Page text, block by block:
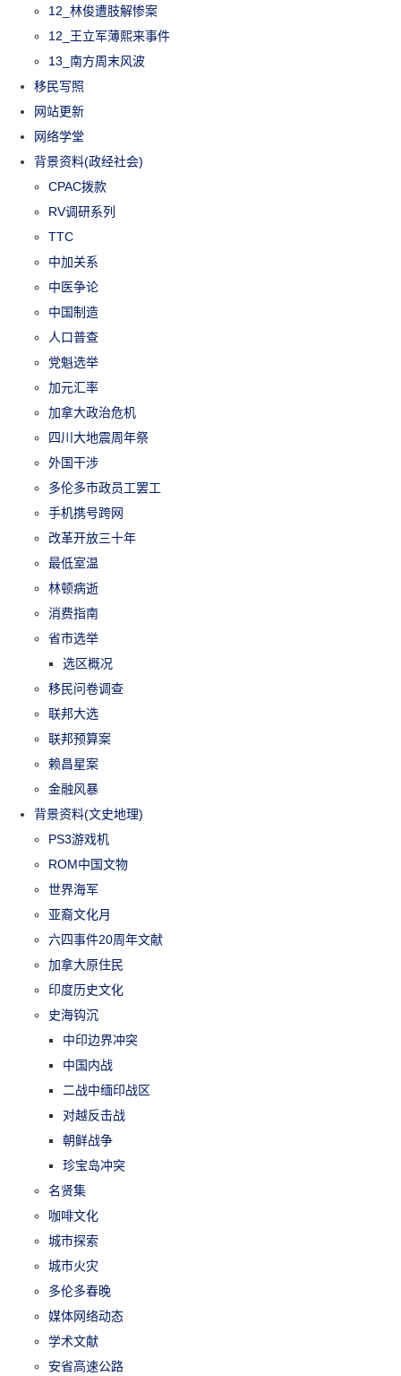
12_林俊遭肢解惨案
12_王立军薄熙来事件
13_南方周末风波
移民写照
网站更新
网络学堂
背景资料(政经社会)
CPAC拨款
RV调研系列
TTC
中加关系
中医争论
中国制造
人口普查
党魁选举
加元汇率
加拿大政治危机
四川大地震周年祭
外国干涉
多伦多市政员工罢工
手机携号跨网
改革开放三十年
最低室温
林顿病逝
消费指南
省市选举
选区概况
移民问卷调查
联邦大选
联邦预算案
赖昌星案
金融风暴
背景资料(文史地理)
PS3游戏机
ROM中国文物
世界海军
亚裔文化月
六四事件20周年文献
加拿大原住民
印度历史文化
史海钩沉
中印边界冲突
中国内战
二战中缅印战区
对越反击战
朝鲜战争
珍宝岛冲突
名贤集
咖啡文化
城市探索
城市火灾
多伦多春晚
媒体网络动态
学术文献
安省高速公路